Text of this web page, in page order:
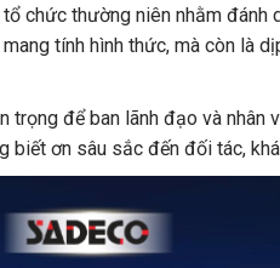
chức thường niên nhằm đánh
tính hình thức, mà còn là
để ban lãnh đạo và
ơn sâu sắc đến đối tác,